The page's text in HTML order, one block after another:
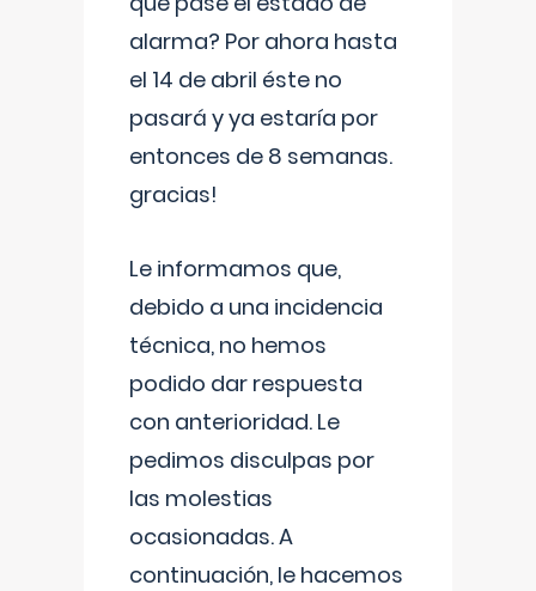
alarma? Por ahora hasta
el 14 de abril éste no
pasará y ya estaría por
entonces de 8 semanas.
gracias!
Le informamos que,
debido a una incidencia
técnica, no hemos
podido dar respuesta
con anterioridad. Le
pedimos disculpas por
las molestias
ocasionadas. A
continuación, le hacemos